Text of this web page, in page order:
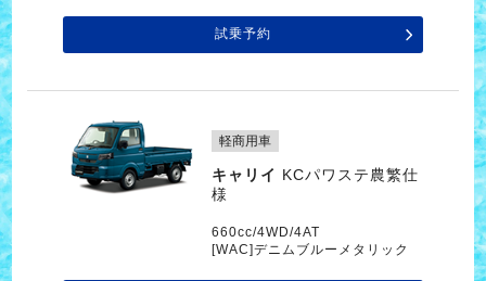
試乗予約
軽商用車
キャリイ KCパワステ農繁仕
様
660cc/4WD/4AT
[WAC]デニムブルーメタリック